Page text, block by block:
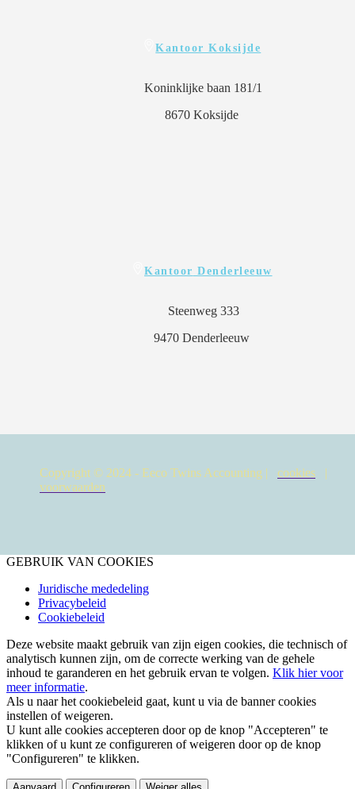
Kantoor Koksijde
Koninklijke baan 181/1
8670 Koksijde
Kantoor Denderleeuw
Steenweg 333
9470 Denderleeuw
Copyright © 2024 - Eeco Twins Accounting | cookies |
voorwaarden
GEBRUIK VAN COOKIES
Juridische mededeling
Privacybeleid
Cookiebeleid
Deze website maakt gebruik van zijn eigen cookies, die technisch of
analytisch kunnen zijn, om de correcte werking van de gehele
inhoud te garanderen en het gebruik ervan te volgen. Klik hier voor
meer informatie.
Als u naar het cookiebeleid gaat, kunt u via de banner cookies
instellen of weigeren.
U kunt alle cookies accepteren door op de knop "Accepteren" te
klikken of u kunt ze configureren of weigeren door op de knop
"Configureren" te klikken.